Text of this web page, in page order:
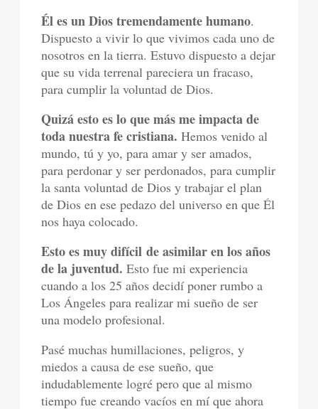
Él es un Dios tremendamente humano.
Dispuesto a vivir lo que vivimos cada uno de
nosotros en la tierra. Estuvo dispuesto a dejar
que su vida terrenal pareciera un fracaso,
para cumplir la voluntad de Dios.
Quizá esto es lo que más me impacta de
toda nuestra fe cristiana. Hemos venido al
mundo, tú y yo, para amar y ser amados,
para perdonar y ser perdonados, para cumplir
la santa voluntad de Dios y trabajar el plan
de Dios en ese pedazo del universo en que Él
nos haya colocado.
Esto es muy difícil de asimilar en los años
de la juventud. Esto fue mi experiencia
cuando a los 25 años decidí poner rumbo a
Los Ángeles para realizar mi sueño de ser
una modelo profesional.
Pasé muchas humillaciones, peligros, y
miedos a causa de ese sueño, que
indudablemente logré pero que al mismo
tiempo fue creando vacíos en mí que ahora